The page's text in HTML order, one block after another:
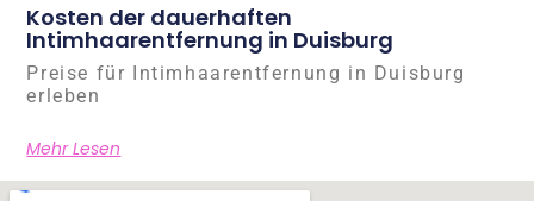
Kosten der dauerhaften
Intimhaarentfernung in Duisburg
Preise für Intimhaarentfernung in Duisburg
erleben
Mehr Lesen